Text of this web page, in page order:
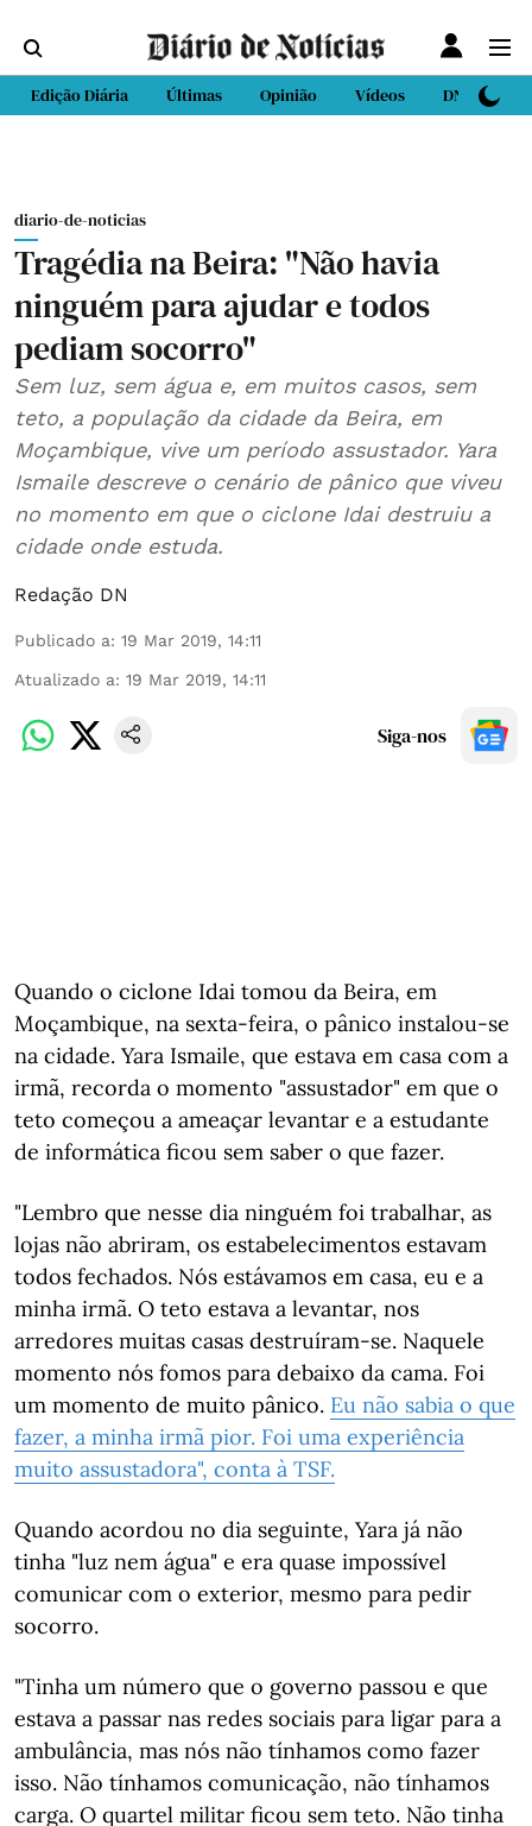
Edição Diária Últimas Opinião Vídeos DN Sport
diario-de-noticias
Tragédia na Beira: "Não havia
ninguém para ajudar e todos
pediam socorro"
Sem luz, sem água e, em muitos casos, sem
teto, a população da cidade da Beira, em
Moçambique, vive um período assustador. Yara
Ismaile descreve o cenário de pânico que viveu
no momento em que o ciclone Idai destruiu a
cidade onde estuda.
Redação DN
Publicado a: 19 Mar 2019, 14:11
Atualizado a: 19 Mar 2019, 14:11
Siga-nos
Quando o ciclone Idai tomou da Beira, em
Moçambique, na sexta-feira, o pânico instalou-se
na cidade. Yara Ismaile, que estava em casa com a
irmã, recorda o momento "assustador" em que o
teto começou a ameaçar levantar e a estudante
de informática ficou sem saber o que fazer.
"Lembro que nesse dia ninguém foi trabalhar, as
lojas não abriram, os estabelecimentos estavam
todos fechados. Nós estávamos em casa, eu e a
minha irmã. O teto estava a levantar, nos
arredores muitas casas destruíram-se. Naquele
momento nós fomos para debaixo da cama. Foi
um momento de muito pânico. Eu não sabia o que
fazer, a minha irmã pior. Foi uma experiência
muito assustadora", conta à TSF.
Quando acordou no dia seguinte, Yara já não
tinha "luz nem água" e era quase impossível
comunicar com o exterior, mesmo para pedir
socorro.
"Tinha um número que o governo passou e que
estava a passar nas redes sociais para ligar para a
ambulância, mas nós não tínhamos como fazer
isso. Não tínhamos comunicação, não tínhamos
carga. O quartel militar ficou sem teto. Não tinha